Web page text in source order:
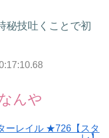
秘技吐くことで初
んや
ーレイル ★726【スタ